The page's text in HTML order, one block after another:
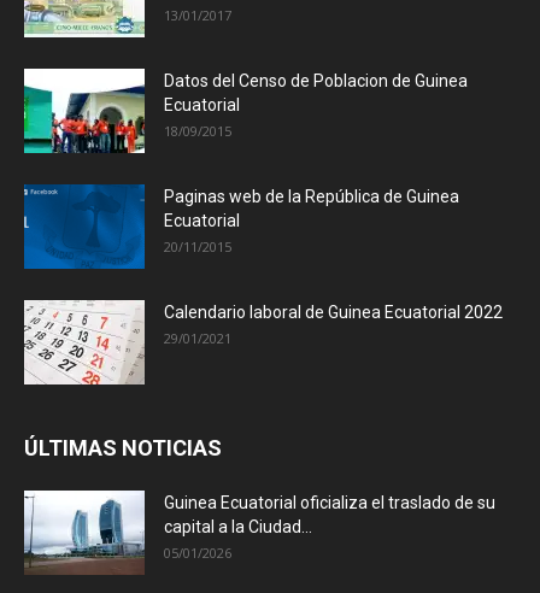
13/01/2017
Datos del Censo de Poblacion de Guinea
Ecuatorial
18/09/2015
Paginas web de la República de Guinea
Ecuatorial
20/11/2015
Calendario laboral de Guinea Ecuatorial 2022
29/01/2021
ÚLTIMAS NOTICIAS
Guinea Ecuatorial oficializa el traslado de su
capital a la Ciudad...
05/01/2026